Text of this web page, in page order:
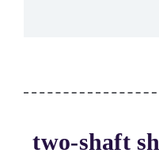
two-shaft